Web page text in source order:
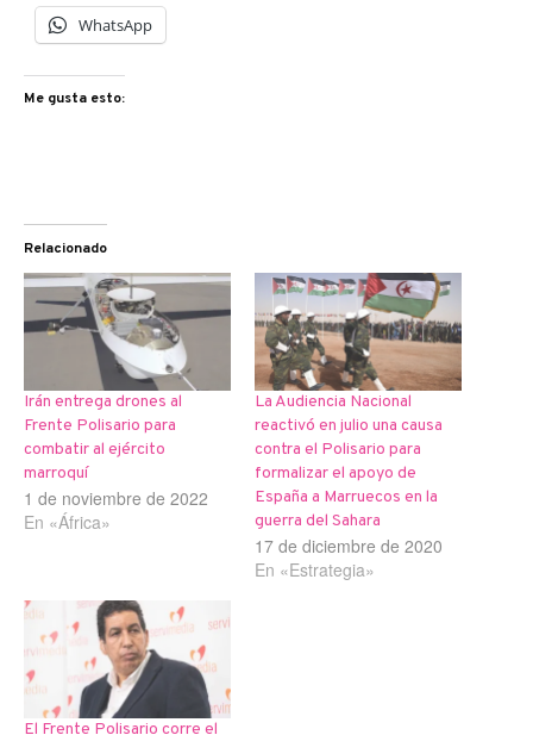
WhatsApp
Me gusta esto:
Relacionado
Irán entrega drones al
Frente Polisario para
combatir al ejército
marroquí
1 de noviembre de 2022
En «África»
La Audiencia Nacional
reactivó en julio una causa
contra el Polisario para
formalizar el apoyo de
España a Marruecos en la
guerra del Sahara
17 de diciembre de 2020
En «Estrategia»
El Frente Polisario corre el